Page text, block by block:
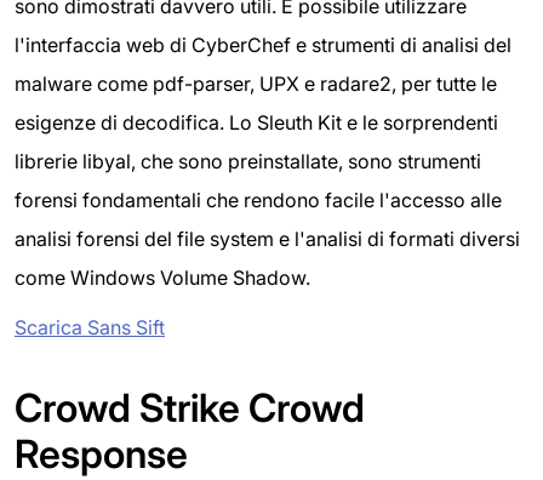
sono dimostrati davvero utili. È possibile utilizzare
l'interfaccia web di CyberChef e strumenti di analisi del
malware come pdf-parser, UPX e radare2, per tutte le
esigenze di decodifica. Lo Sleuth Kit e le sorprendenti
librerie libyal, che sono preinstallate, sono strumenti
forensi fondamentali che rendono facile l'accesso alle
analisi forensi del file system e l'analisi di formati diversi
come Windows Volume Shadow.
Scarica Sans Sift
Crowd Strike Crowd
Response